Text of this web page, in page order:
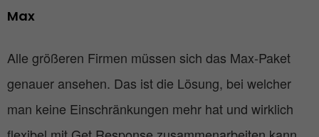
Max
Alle größeren Firmen müssen sich das Max-Paket
genauer ansehen. Das ist die Lösung, bei welcher
man keine Einschränkungen mehr hat und wirklich